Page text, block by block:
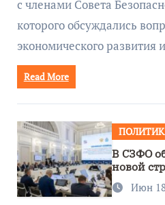
с членами Совета
которого обсуждались
экономического развития
Read More
В СЗФО
новой
Июн